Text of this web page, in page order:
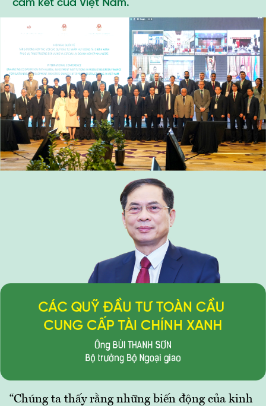
“Chúng ta thấy rằng những biến động của kinh